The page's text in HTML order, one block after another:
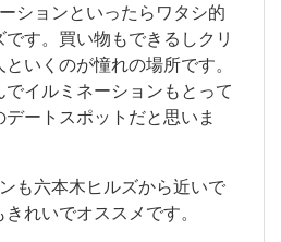
ションといったらワタシ的
す。買い物もできるしクリ
いくのが憧れの場所です。
イルミネーションもとって
ートスポットだと思いま
も六本木ヒルズから近いで
れいでオススメです。